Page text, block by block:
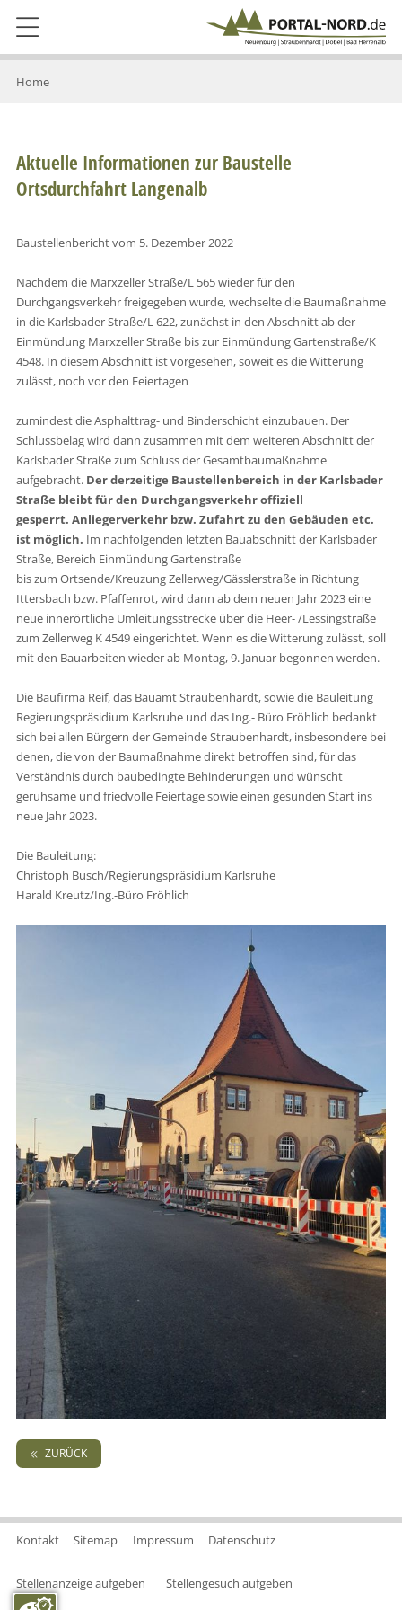
Home
Aktuelle Informationen zur Baustelle
Ortsdurchfahrt Langenalb
Baustellenbericht vom 5. Dezember 2022
Nachdem die Marxzeller Straße/L 565 wieder für den
Durchgangsverkehr freigegeben wurde, wechselte die Baumaßnahme
in die Karlsbader Straße/L 622, zunächst in den Abschnitt ab der
Einmündung Marxzeller Straße bis zur Einmündung Gartenstraße/K
4548. In diesem Abschnitt ist vorgesehen, soweit es die Witterung
zulässt, noch vor den Feiertagen
zumindest die Asphalttrag- und Binderschicht einzubauen. Der
Schlussbelag wird dann zusammen mit dem weiteren Abschnitt der
Karlsbader Straße zum Schluss der Gesamtbaumaßnahme
aufgebracht. Der derzeitige Baustellenbereich in der Karlsbader
Straße bleibt für den Durchgangsverkehr offiziell
gesperrt. Anliegerverkehr bzw. Zufahrt zu den Gebäuden etc.
ist möglich. Im nachfolgenden letzten Bauabschnitt der Karlsbader
Straße, Bereich Einmündung Gartenstraße
bis zum Ortsende/Kreuzung Zellerweg/Gässlerstraße in Richtung
Ittersbach bzw. Pfaffenrot, wird dann ab dem neuen Jahr 2023 eine
neue innerörtliche Umleitungsstrecke über die Heer- /Lessingstraße
zum Zellerweg K 4549 eingerichtet. Wenn es die Witterung zulässt, soll
mit den Bauarbeiten wieder ab Montag, 9. Januar begonnen werden.
Die Baufirma Reif, das Bauamt Straubenhardt, sowie die Bauleitung
Regierungspräsidium Karlsruhe und das Ing.- Büro Fröhlich bedankt
sich bei allen Bürgern der Gemeinde Straubenhardt, insbesondere bei
denen, die von der Baumaßnahme direkt betroffen sind, für das
Verständnis durch baubedingte Behinderungen und wünscht
geruhsame und friedvolle Feiertage sowie einen gesunden Start ins
neue Jahr 2023.
Die Bauleitung:
Christoph Busch/Regierungspräsidium Karlsruhe
Harald Kreutz/Ing.-Büro Fröhlich
ZURÜCK
Kontakt Sitemap Impressum Datenschutz
Stellenanzeige aufgeben Stellengesuch aufgeben